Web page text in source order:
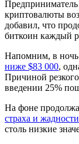
Предприниматель
криптовалюты
добавил, что
биткоин каждый
Напомним, в ночь
ниже $83 000,
Причиной
введении 25%
На фоне
страха и жадности
столь низкие